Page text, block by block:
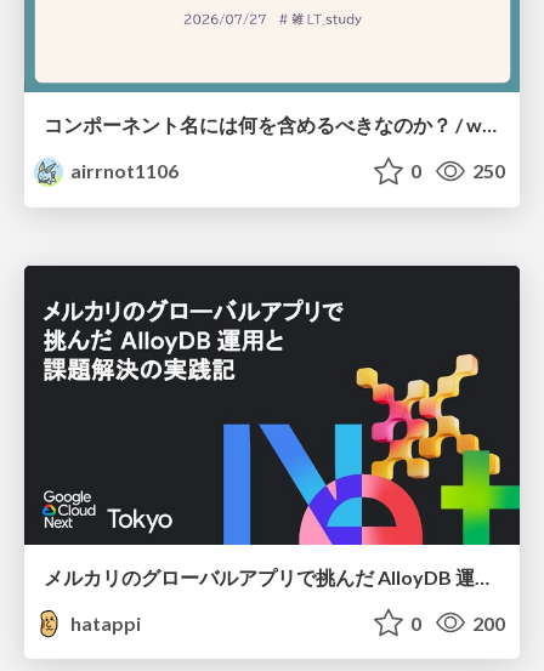
コンポーネント名には何を含めるべきなのか？ / what-should-be-included-in-component-names
airrnot1106
0 250
hatappi
0 200